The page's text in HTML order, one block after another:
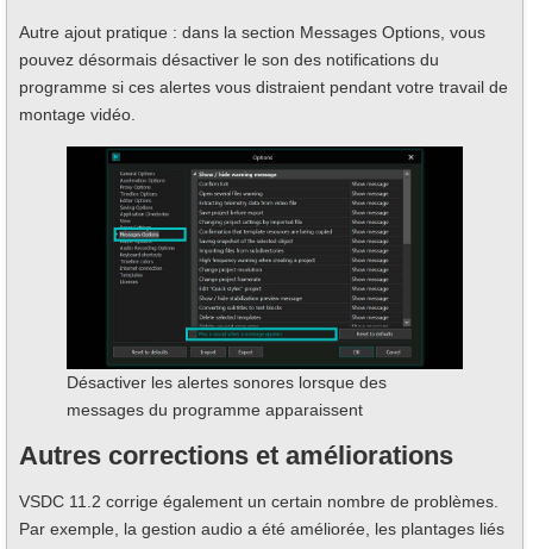
Autre ajout pratique : dans la section Messages Options, vous
pouvez désormais désactiver le son des notifications du
programme si ces alertes vous distraient pendant votre travail de
montage vidéo.
Désactiver les alertes sonores lorsque des
messages du programme apparaissent
Autres corrections et améliorations
VSDC 11.2 corrige également un certain nombre de problèmes.
Par exemple, la gestion audio a été améliorée, les plantages liés